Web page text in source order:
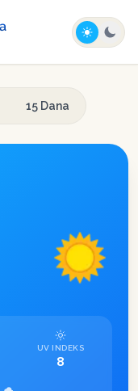
15 Dana
UV INDEKS
8